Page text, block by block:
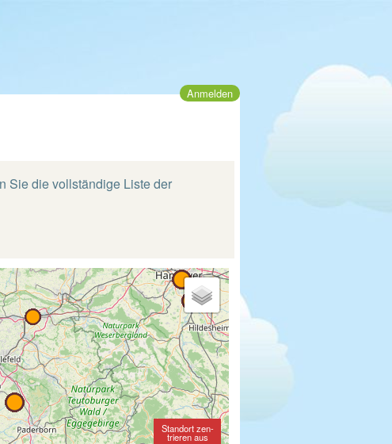
Anmelden
Sie die vollständige Liste der
Standort zen-
trieren aus